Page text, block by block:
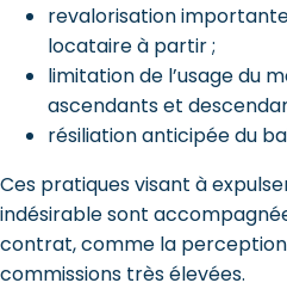
revalorisation
locataire à partir ;
limitation de l’usage du
ascendants et
résiliation anticipée du
Ces pratiques visant à
indésirable sont
contrat, comme la
commissions très élevées.